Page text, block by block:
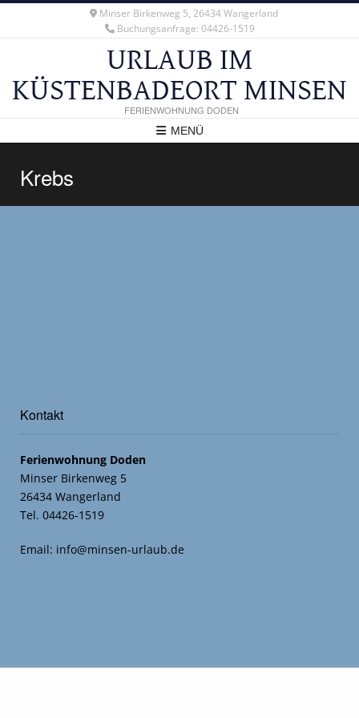
Minser Birkenweg 5, 26434 Wangerland
Buchungsanfrage: 04426-1519
URLAUB IM
KÜSTENBADEORT MINSEN
FERIENWOHNUNG DODEN
MENÜ
Krebs
Kontakt
Ferienwohnung Doden
Minser Birkenweg 5
26434 Wangerland
Tel. 04426-1519
Email: info@minsen-urlaub.de